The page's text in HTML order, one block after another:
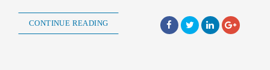
CONTINUE READING